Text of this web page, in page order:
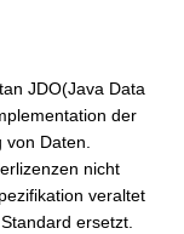
JDO(Java Data
der
von Daten.
nicht
veraltet
ersetzt.